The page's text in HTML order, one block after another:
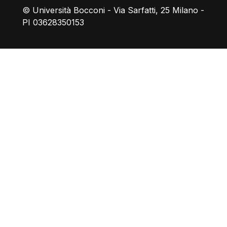
© Università Bocconi - Via Sarfatti, 25 Milano -
PI 03628350153